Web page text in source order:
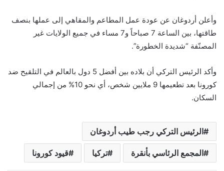
وأعلن أردوغان عن عودة عمل المطاعم والمقاهي إلى عملها بنصف
طاقتها، بين الساعة 7 صباحاً و7 مساء في جميع الولايات غير
المصنّفة “شديدة الخطورة”.
وأكد الرئيس التركي أن بلاده بين أفضل 5 دول بالعالم في التلقيح ضد
كورونا بعد تطعيمها 9 ملايين شخص، أي نحو 10% من إجمالي
السكان.
الرئيس التركي رجب طيب أردوغان
المجمع الرئاسي بأنقرة تركيا قيود كورونا